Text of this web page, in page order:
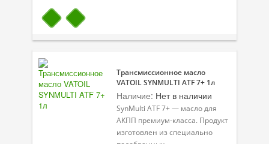
Трансмиссионное масло
VATOIL SYNMULTI ATF 7+ 1л
Наличие: Нет в наличии
SynMulti ATF 7+ — масло для
АКПП премиум-класса. Продукт
изготовлен из специально